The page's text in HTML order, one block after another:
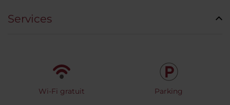
Services
Wi-Fi gratuit Parking